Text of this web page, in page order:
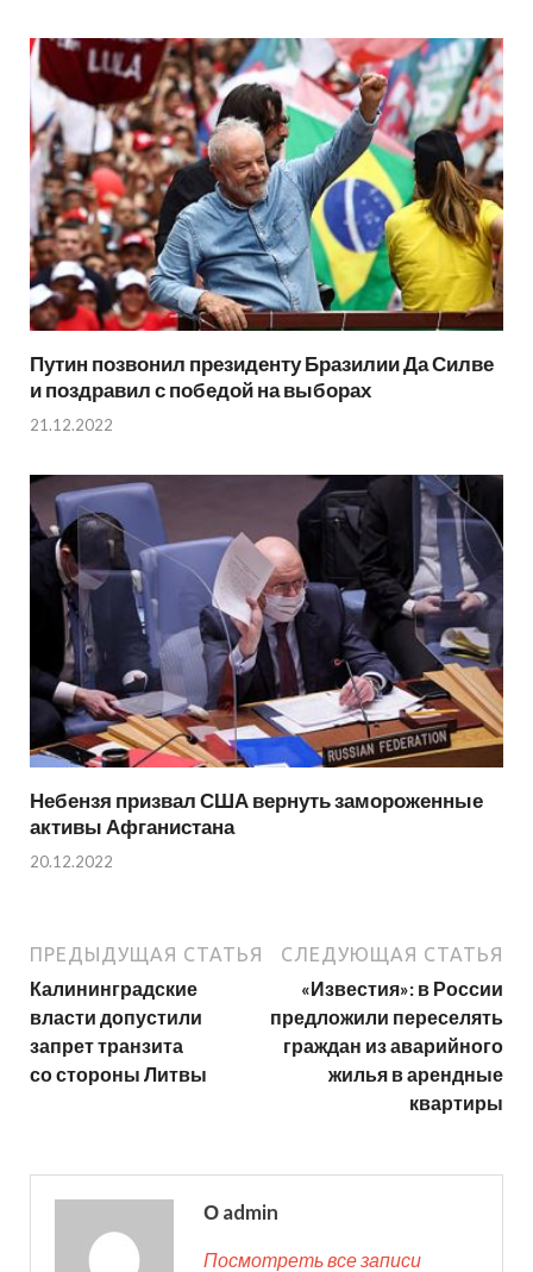
Путин позвонил президенту Бразилии Да Силве
и поздравил с победой на выборах
21.12.2022
Небензя призвал США вернуть замороженные
активы Афганистана
20.12.2022
ПРЕДЫДУЩАЯ СТАТЬЯ
Калининградские
власти допустили
запрет транзита
со стороны Литвы
СЛЕДУЮЩАЯ СТАТЬЯ
«Известия»: в России
предложили переселять
граждан из аварийного
жилья в арендные
квартиры
О admin
Посмотреть все записи